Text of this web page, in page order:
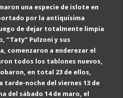
una especie de islote en
por la antiquísima
de dejar totalmente limpia
“Taty” Pulzoni y sus
comenzaron a enderezar el
todos los tablones nuevos,
en total 23 de ellos,
noche del viernes 13 de
del sábado 14 de maro, el